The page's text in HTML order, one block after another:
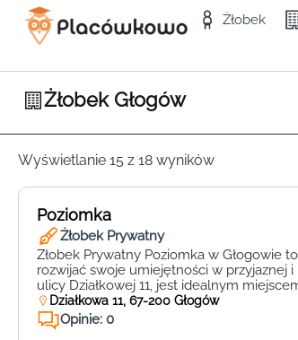
Żłobek
Żłobek Głogów
Wyświetlanie 15 z 18 wyników
Poziomka
Żłobek Prywatny
Żłobek Prywatny Poziomka w Głogowie
rozwijać swoje umiejętności w przyjaznej
ulicy Działkowej 11, jest idealnym
Głogowa, którzy poszukują opieki na
to nie tylko żłobek, ale przede wszystkim
uczestniczyć w różnorodnych zajęciach […]
Działkowa 11, 67-200 Głogów
Opinie: 0